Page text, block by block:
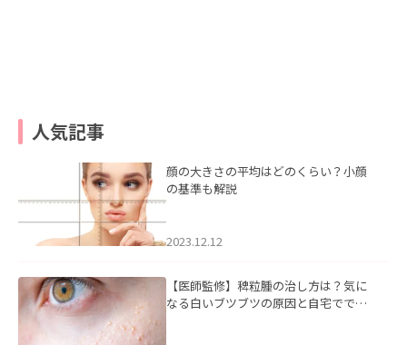
人気記事
顔の大きさの平均はどのくらい？小顔
の基準も解説
2023.12.12
【医師監修】稗粒腫の治し方は？気に
なる白いブツブツの原因と自宅ででき